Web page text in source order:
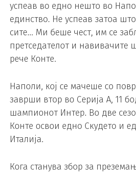
успеав во едно нешто во
единство. Не успеав затоа
сите… Ми беше чест, им се
претседателот и навивачите
рече Конте.
Наполи, кој се мачеше со
заврши втор во Серија А, 11
шампионот Интер. Во две
Конте освои едно Скудето и
Италија.
Кога станува збор за